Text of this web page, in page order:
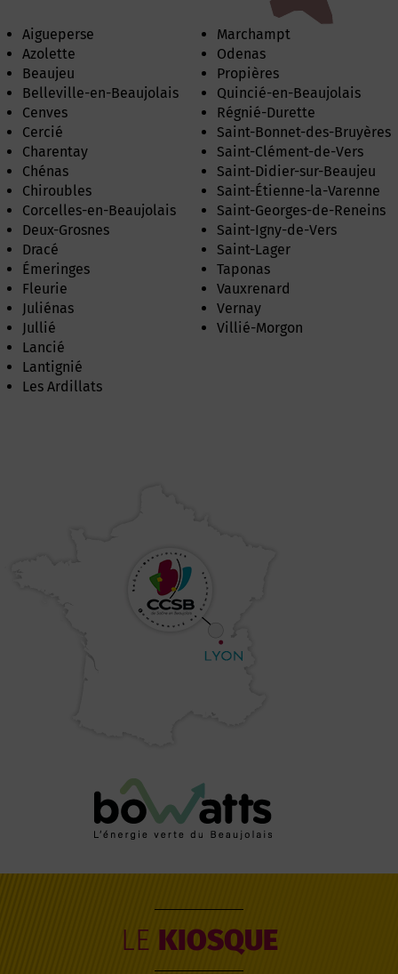
Aigueperse
Azolette
Beaujeu
Belleville-en-Beaujolais
Cenves
Cercié
Charentay
Chénas
Chiroubles
Corcelles-en-Beaujolais
Deux-Grosnes
Dracé
Émeringes
Fleurie
Juliénas
Jullié
Lancié
Lantignié
Les Ardillats
Marchampt
Odenas
Propières
Quincié-en-Beaujolais
Régnié-Durette
Saint-Bonnet-des-Bruyères
Saint-Clément-de-Vers
Saint-Didier-sur-Beaujeu
Saint-Étienne-la-Varenne
Saint-Georges-de-Reneins
Saint-Igny-de-Vers
Saint-Lager
Taponas
Vauxrenard
Vernay
Villié-Morgon
LE KIOSQUE